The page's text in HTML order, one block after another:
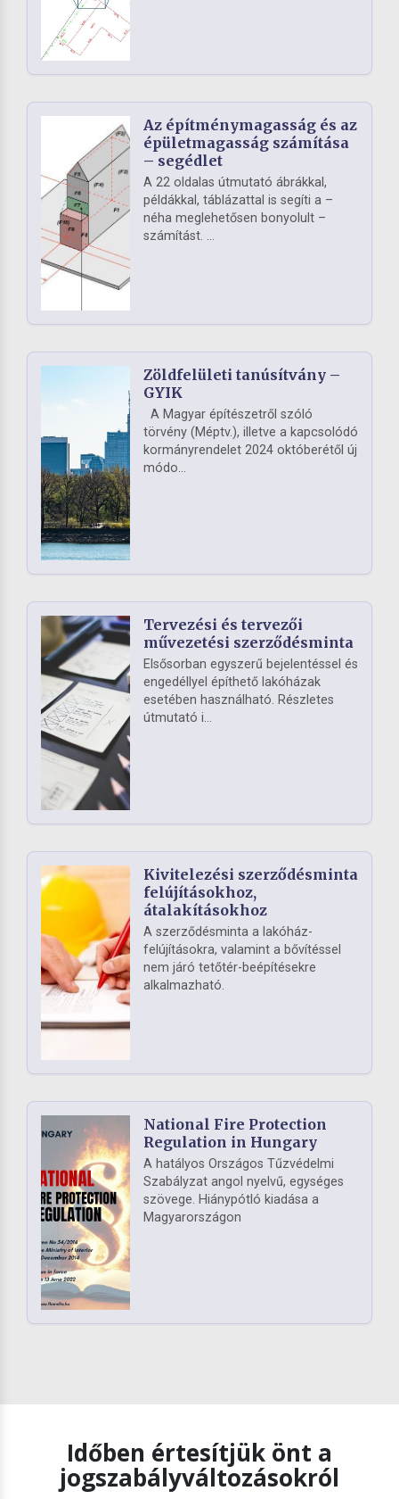
Az építménymagasság és az
épületmagasság számítása
– segédlet
A 22 oldalas útmutató ábrákkal,
példákkal, táblázattal is segíti a –
néha meglehetősen bonyolult –
számítást. ...
Zöldfelületi tanúsítvány –
GYIK
A Magyar építészetről szóló
törvény (Méptv.), illetve a kapcsolódó
kormányrendelet 2024 októberétől új
módo...
Tervezési és tervezői
művezetési szerződésminta
Elsősorban egyszerű bejelentéssel és
engedéllyel építhető lakóházak
esetében használható. Részletes
útmutató i...
Kivitelezési szerződésminta
felújításokhoz,
átalakításokhoz
A szerződésminta a lakóház-
felújításokra, valamint a bővítéssel
nem járó tetőtér-beépítésekre
alkalmazható.
National Fire Protection
Regulation in Hungary
A hatályos Országos Tűzvédelmi
Szabályzat angol nyelvű, egységes
szövege. Hiánypótló kiadása a
Magyarországon
Időben értesítjük önt a
jogszabályváltozásokról